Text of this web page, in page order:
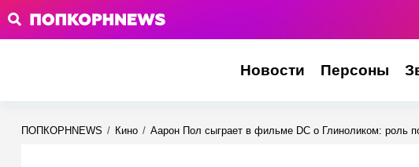
Новости Персоны
ПОПКОРНNEWS / Кино / Аарон Пол сыграет в фильме DC о Глиноликом: роль